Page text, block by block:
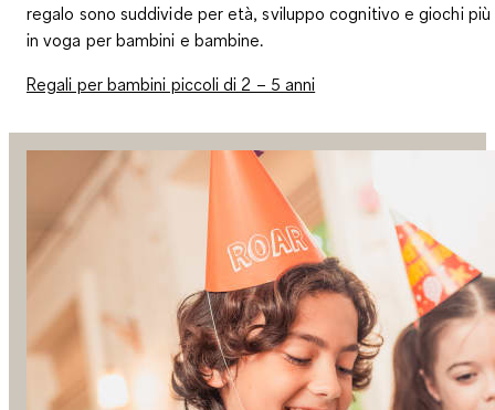
regalo sono suddivide per età, sviluppo cognitivo e giochi più
in voga per bambini e bambine.
Regali per bambini piccoli di 2 – 5 anni